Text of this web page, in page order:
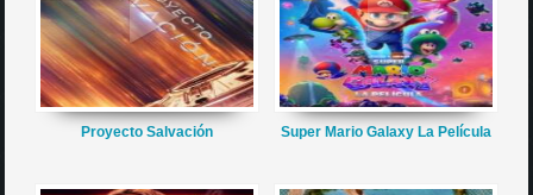
Proyecto Salvación Super Mario Galaxy La Película